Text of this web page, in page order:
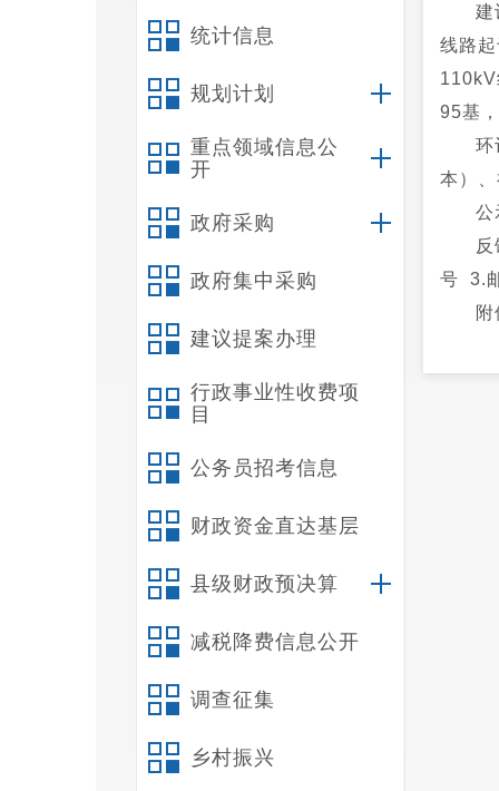
统计信息
规划计划
重点领域信息公
开
政府采购
政府集中采购
建议提案办理
行政事业性收费项
目
公务员招考信息
财政资金直达基层
县级财政预决算
减税降费信息公开
调查征集
乡村振兴
建
线路
95基
环
本）
公
号 3.
意见